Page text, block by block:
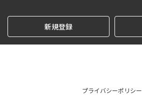
新規登録
プライバシーポリシー